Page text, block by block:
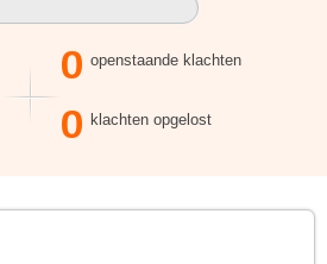
0 openstaande klachten
0 klachten opgelost